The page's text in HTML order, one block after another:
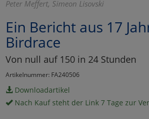
Peter Meffert, Simeon Lisovski
Ein Bericht aus 17
Birdrace
Von null auf 150 in 24 Stunden
Artikelnummer: FA240506
Downloadartikel
Nach Kauf steht der Link 7 Tage zur
Umfragetools
Cookies
Einstellungen